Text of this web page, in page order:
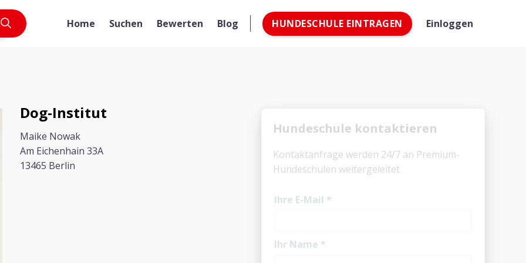
Home Suchen Bewerten Blog HUNDESCHULE EINTRAGEN Einloggen
Dog-Institut
Maike Nowak
Am Eichenhain 33A
13465 Berlin
Hundeschule kontaktieren
Kontaktanfrage werden 24/7 an Premium-
Hundeschulen weitergeleitet
Ihre E-Mail *
Ihr Name *